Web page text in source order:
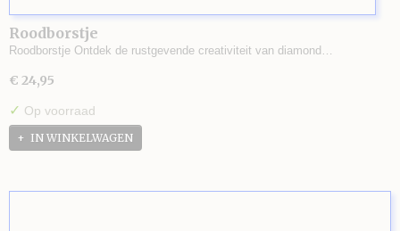
Roodborstje
Roodborstje Ontdek de rustgevende creativiteit van diamond…
€ 24,95
✓ Op voorraad
IN WINKELWAGEN